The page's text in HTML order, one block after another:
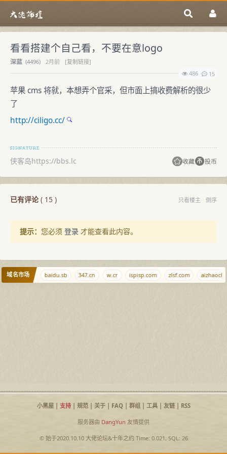
看看搭建个自己看，不要在意logo
深蓝 (4496) 2月前
[复制链接]
486
15
苹果 cms 将就，本想弄个官采，但市面上搞收费解析的很少
了
http://ciligo.cc/
侠客岛https://bbs.lc 收藏 投币
已有评论( 15 ) 只看楼主 倒序
提示： 您必须 登录 才能查看此内容。
域名市场
nn1.cn baidu.sb 347.cn w.cr ispisp.com zlsf.com
小黑屋| 支持| 规范| 关于| FAQ| 群组| 工具| 友链| RSS
服务器由 DangYun 友情提供
© 始于2020.10.10 大佬论坛&十年之约Time: 0.021, SQL: 26